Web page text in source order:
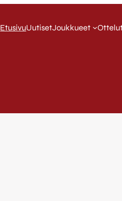
EtusivuUutisetJoukkueet